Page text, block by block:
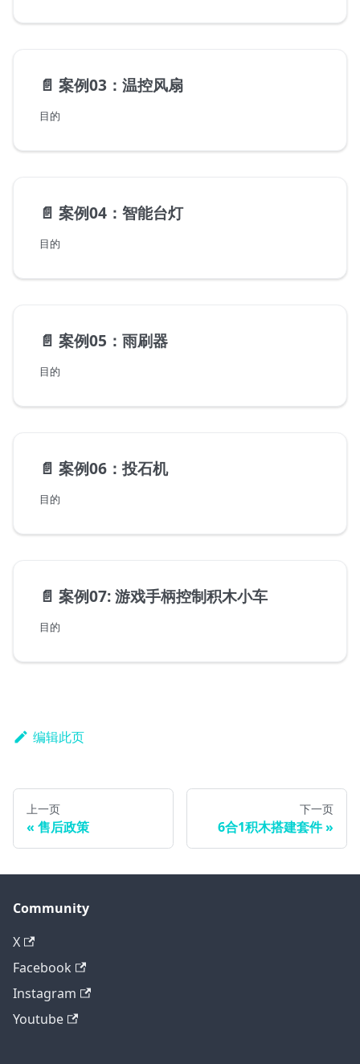
📄️ 案例03：温控风扇
目的
📄️ 案例04：智能台灯
目的
📄️ 案例05：雨刷器
目的
📄️ 案例06：投石机
目的
📄️ 案例07: 游戏手柄控制积木小车
目的
编辑此页
上一页
售后政策
下一页
6合1积木搭建套件
Community
X
Facebook
Instagram
Youtube